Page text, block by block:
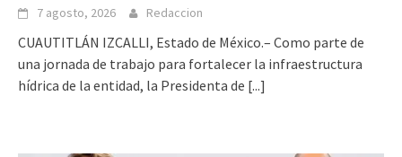
7 agosto, 2026 Redaccion
CUAUTITLÁN IZCALLI, Estado de México.– Como parte de
una jornada de trabajo para fortalecer la infraestructura
hídrica de la entidad, la Presidenta de [...]